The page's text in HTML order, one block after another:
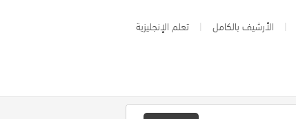
الأرشيف بالكامل تعلم الإنجليزية